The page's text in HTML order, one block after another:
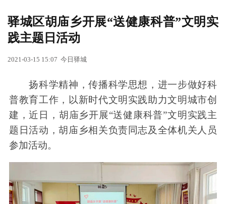
驿城区胡庙乡开展“送健康科普”文明实
践主题日活动
2021-03-15 15:07 今日驿城
扬科学精神，传播科学思想，进一步做好科
普教育工作，以新时代文明实践助力文明城市创
建，近日，胡庙乡开展“送健康科普”文明实践主
题日活动，胡庙乡相关负责同志及全体机关人员
参加活动。